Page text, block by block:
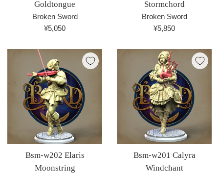
Goldtongue
Broken Sword
通
価
格
¥5,050
Stormchord
Broken Sword
通
価
格
¥5,850
Bsm-w202 Elaris
Moonstring
Bsm-w201 Calyra
Windchant